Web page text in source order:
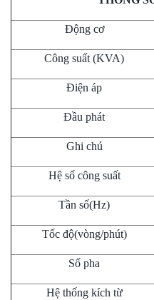
Động cơ
Công suất (KVA)
Điện áp
Đầu phát
Ghi chú
Hệ số công suất
Tần số(Hz)
Tốc độ(vòng/phút)
Số pha
Hệ thống kích từ